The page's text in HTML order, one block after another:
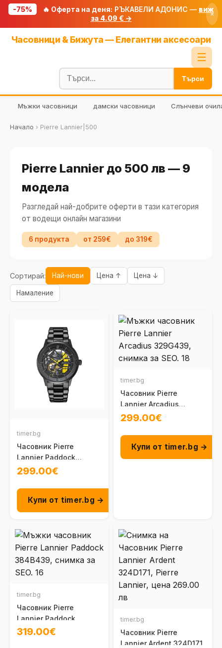
-75% 🔥 Оферта на деня: РЪКАВЕЛИ АДОНИС — виж
за 4.09 € →
×
Часовници & Бижута — Елегантни аксесоари
☰
Блог
🧮 Калкулатори
🔍 Намери продукт
🎁 Подарък
Търси
Мъжки часовници дамски часовници Слънчеви
Начало › Pierre Lannier|500
Pierre Lannier до 500 лв — 9
модела
Разгледай най-добрите оферти в тази категория
от водещи онлайн магазини
6 продукта от 259€ до 319€
Сортирай: Най-нови Цена ↑ Цена ↓
Намаление
timer.bg
Часовник Pierre
Lannier Paddock
344A449
299.00€
Купи от timer.bg →
timer.bg
Часовник Pierre
Lannier Arcadius
329G439
299.00€
Купи от timer.bg →
timer.bg
Часовник Pierre
Lannier Paddock
384B439
319.00€
timer.bg
Часовник Pierre
Lannier Ardent 324D171